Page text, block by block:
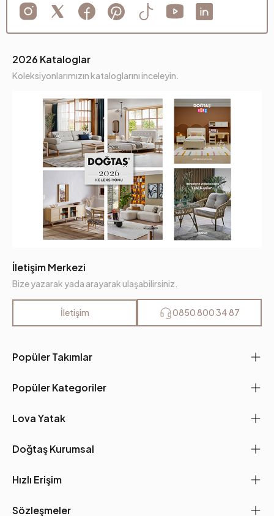
Popüler Takımlar
Popüler Kategoriler
Lova Yatak
Doğtaş Kurumsal
Hızlı Erişim
Sözleşmeler
2026 Kataloglar
Koleksiyonlarımızın kataloglarını inceleyin.
İletişim Merkezi
Bize yazarak yada arayarak ulaşabilirsiniz.
İletişim 0850 800 34 87